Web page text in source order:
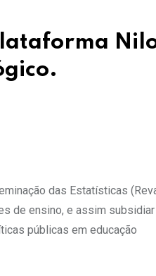
das Estatísticas
de ensino, e assim
públicas em educação